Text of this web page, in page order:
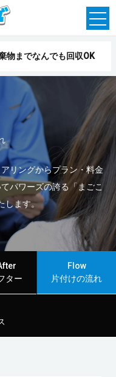
物までなんでも回収OK
リングからプラン・料金
パワーズの誇る「まごこ
します。
ター
Flow
片付けの流れ